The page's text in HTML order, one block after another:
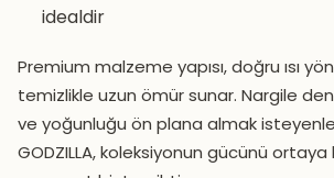
idealdir
Premium malzeme yapısı, doğru ısı
temizlikle uzun ömür sunar. Nargile
ve yoğunluğu ön plana almak
GODZILLA, koleksiyonun gücünü